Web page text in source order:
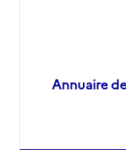
Annuaire